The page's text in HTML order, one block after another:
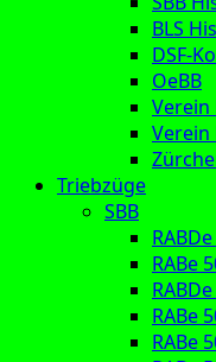
BLS
DSF-
OeBB
Verein
Verein
Triebzüge
SBB
RABe
RABe
RABe